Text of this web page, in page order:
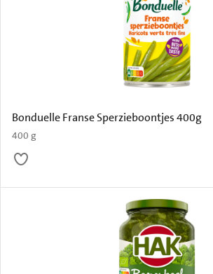
Bonduelle Franse Sperzieboontjes 400g
400 g